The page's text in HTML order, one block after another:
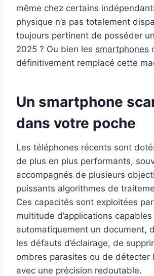
même chez certains
physique n’a pas totalement
toujours pertinent de posséder
2025 ? Ou bien les smartphones
définitivement remplacé cette
Un smartphone
dans votre poche
Les téléphones récents sont
de plus en plus performants,
accompagnés de plusieurs
puissants algorithmes de
Ces capacités sont exploitées
multitude d’applications
automatiquement un document,
les défauts d’éclairage, de
ombres parasites ou de détecter
avec une précision redoutable.